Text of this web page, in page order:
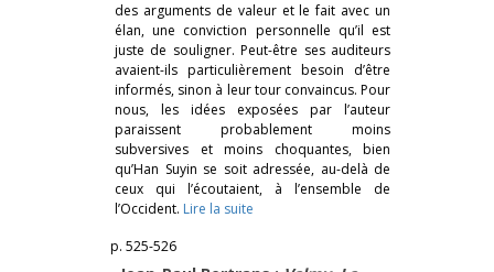
des arguments de valeur et le fait avec un
élan, une conviction personnelle qu’il est
juste de souligner. Peut-être ses auditeurs
avaient-ils particulièrement besoin d’être
informés, sinon à leur tour convaincus. Pour
nous, les idées exposées par l’auteur
paraissent probablement moins
subversives et moins choquantes, bien
qu’Han Suyin se soit adressée, au-delà de
ceux qui l’écoutaient, à l’ensemble de
l’Occident. Lire la suite
p. 525-526